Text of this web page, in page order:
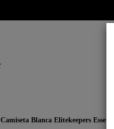
Camiseta Blanca Elitekeepers